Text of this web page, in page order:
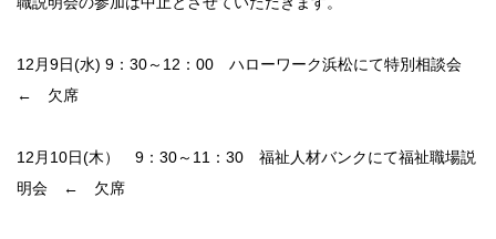
12月9日(水) 9：30～12：00 ハローワーク浜松にて特別相談会
← 欠席
12月10日(木） 9：30～11：30 福祉人材バンクにて福祉職場説
明会 ← 欠席